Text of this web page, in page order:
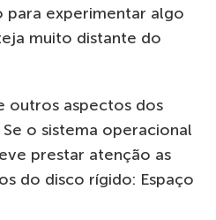
para experimentar algo
muito distante do
outros aspectos dos
o sistema operacional
prestar atenção as
do disco rígido: Espaço